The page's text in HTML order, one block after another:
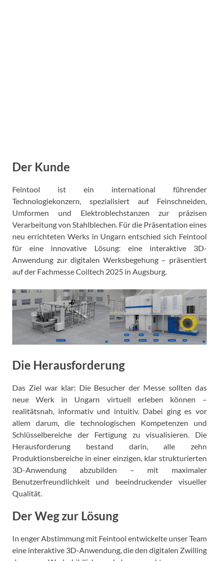
Der Kunde
Feintool ist ein international führender
Technologiekonzern, spezialisiert auf Feinschneiden,
Umformen und Elektroblechstanzen zur präzisen
Verarbeitung von Stahlblechen. Für die Präsentation eines
neu errichteten Werks in Ungarn entschied sich Feintool
für eine innovative Lösung: eine interaktive 3D-
Anwendung zur digitalen Werksbegehung – präsentiert
auf der Fachmesse Coiltech 2025 in Augsburg.
Die Herausforderung
Das Ziel war klar: Die Besucher der Messe sollten das
neue Werk in Ungarn virtuell erleben können –
realitätsnah, informativ und intuitiv. Dabei ging es vor
allem darum, die technologischen Kompetenzen und
Schlüsselbereiche der Fertigung zu visualisieren. Die
Herausforderung bestand darin, alle zehn
Produktionsbereiche in einer einzigen, klar strukturierten
3D-Anwendung abzubilden – mit maximaler
Benutzerfreundlichkeit und beeindruckender visueller
Qualität.
Der Weg zur Lösung
In enger Abstimmung mit Feintool entwickelte unser Team
eine interaktive 3D-Anwendung, die den digitalen Zwilling